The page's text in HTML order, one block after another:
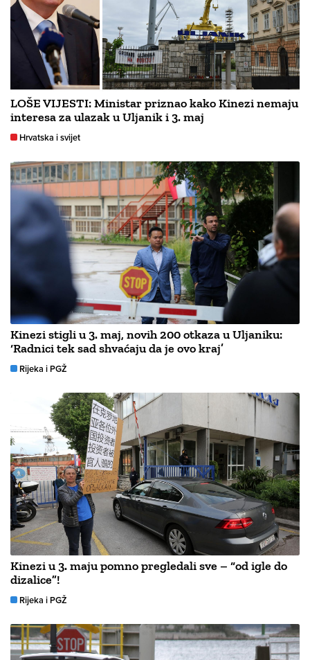
LOŠE VIJESTI: Ministar priznao kako Kinezi nemaju
interesa za ulazak u Uljanik i 3. maj
Hrvatska i svijet
Kinezi stigli u 3. maj, novih 200 otkaza u Uljaniku:
‘Radnici tek sad shvaćaju da je ovo kraj’
Rijeka i PGŽ
Kinezi u 3. maju pomno pregledali sve – “od igle do
dizalice”!
Rijeka i PGŽ